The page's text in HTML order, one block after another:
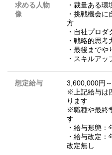
求める人物
像
・裁量ある
・挑戦機会
方
・自社プロ
・戦略的思
・最後まで
・スキルア
想定給与
3,600,000円～
※上記給与は
ります
※職種や最終
す
・給与形態：
・給与改定
改定無し